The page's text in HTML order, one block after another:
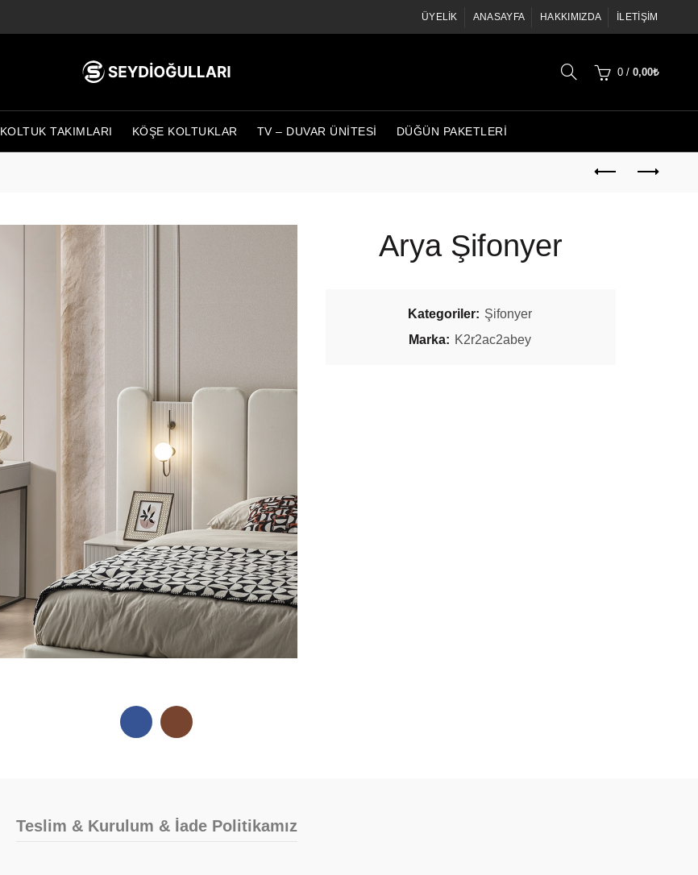
ÜYELIK ANASAYFA HAKKIMIZDA İLETIŞIM
0 / 0,00₺
KOLTUK TAKIMLARI KÖŞE KOLTUKLAR TV – DUVAR ÜNITESI DÜĞÜN PAKETLERI
Arya Şifonyer
Kategoriler: Şifonyer
Marka: K2r2ac2abey
Teslim & Kurulum & İade Politikamız